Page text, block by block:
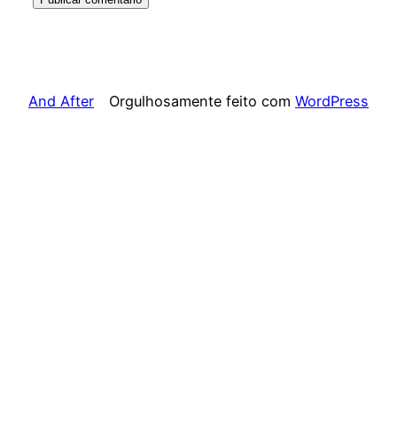
And After Orgulhosamente feito com WordPress